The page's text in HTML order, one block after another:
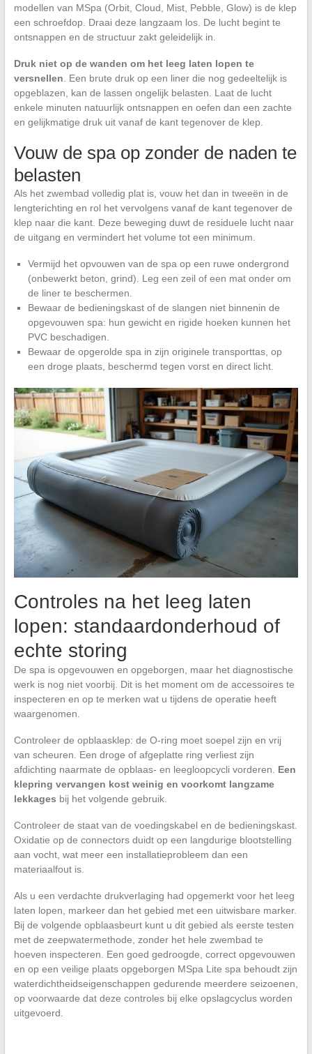
modellen van MSpa (Orbit, Cloud, Mist, Pebble, Glow) is de klep
een schroefdop. Draai deze langzaam los. De lucht begint te
ontsnappen en de structuur zakt geleidelijk in.
Druk niet op de wanden om het leeg laten lopen te
versnellen . Een brute druk op een liner die nog gedeeltelijk is
opgeblazen, kan de lassen ongelijk belasten. Laat de lucht
enkele minuten natuurlijk ontsnappen en oefen dan een zachte
en gelijkmatige druk uit vanaf de kant tegenover de klep.
Vouw de spa op zonder de naden te
belasten
Als het zwembad volledig plat is, vouw het dan in tweeën in de
lengterichting en rol het vervolgens vanaf de kant tegenover de
klep naar die kant. Deze beweging duwt de residuele lucht naar
de uitgang en vermindert het volume tot een minimum.
Vermijd het opvouwen van de spa op een ruwe ondergrond
(onbewerkt beton, grind). Leg een zeil of een mat onder om
de liner te beschermen.
Bewaar de bedieningskast of de slangen niet binnenin de
opgevouwen spa: hun gewicht en rigide hoeken kunnen het
PVC beschadigen.
Bewaar de opgerolde spa in zijn originele transporttas, op
een droge plaats, beschermd tegen vorst en direct licht.
Controles na het leeg laten
lopen: standaardonderhoud of
echte storing
De spa is opgevouwen en opgeborgen, maar het diagnostische
werk is nog niet voorbij. Dit is het moment om de accessoires te
inspecteren en op te merken wat u tijdens de operatie heeft
waargenomen.
Controleer de opblaasklep: de O-ring moet soepel zijn en vrij
van scheuren. Een droge of afgeplatte ring verliest zijn
afdichting naarmate de opblaas- en leegloopcycli vorderen. Een
klepring vervangen kost weinig en voorkomt langzame
lekkages bij het volgende gebruik.
Controleer de staat van de voedingskabel en de bedieningskast.
Oxidatie op de connectors duidt op een langdurige blootstelling
aan vocht, wat meer een installatieprobleem dan een
materiaalfout is.
Als u een verdachte drukverlaging had opgemerkt voor het leeg
laten lopen, markeer dan het gebied met een uitwisbare marker.
Bij de volgende opblaasbeurt kunt u dit gebied als eerste testen
met de zeepwatermethode, zonder het hele zwembad te
hoeven inspecteren. Een goed gedroogde, correct opgevouwen
en op een veilige plaats opgeborgen MSpa Lite spa behoudt zijn
waterdichtheidseigenschappen gedurende meerdere seizoenen,
op voorwaarde dat deze controles bij elke opslagcyclus worden
uitgevoerd.